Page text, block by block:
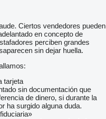
Ciertos vendedores pueden
en concepto de
perciben grandes
sin dejar huella.
tarjeta
sin documentación que
de dinero, si durante la
ha surgido alguna duda.